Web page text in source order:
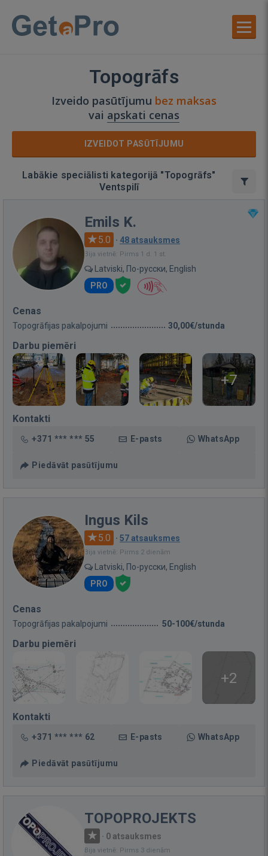
Topogrāfs
Izveido pasūtījumu bez maksas
vai apskati cenas
IZVEIDOT PASŪTĪJUMU
Labākie speciālisti kategorijā "Topogrāfs"
Ventspilī
Emils K.
5.0 · 48 atsauksmes
Bija vietnē: Pirms 1 d. 1 st.
Latviski, По-русски, English
PRO
Cenas
Topogrāfijas pakalpojumi 30,00€/stunda
Darbu piemēri
+7
Kontakti
+371 *** *** 55 E-pasts WhatsApp
Piedāvāt pasūtījumu
Ingus Kils
5.0 · 57 atsauksmes
Bija vietnē: Pirms 2 dienām
Latviski, По-русски, English
PRO
Cenas
Topogrāfijas pakalpojumi 50-100€/stunda
Darbu piemēri
+2
Kontakti
+371 *** *** 62 E-pasts WhatsApp
Piedāvāt pasūtījumu
TOPOPROJEKTS
· 0 atsauksmes
Bija vietnē: Pirms 3 dienām